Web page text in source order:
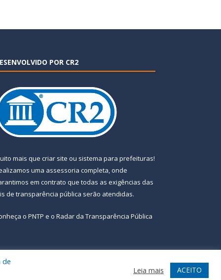
POR CR2
mais que criar site ou sistema para prefeituras!
uma assessoria completa, onde
em contrato que todas as exigências das
de transparência pública serão atendidas.
o PNTP e o Radar da Transparência Pública
Acessar Webmail
de
Leia mais ACEITO